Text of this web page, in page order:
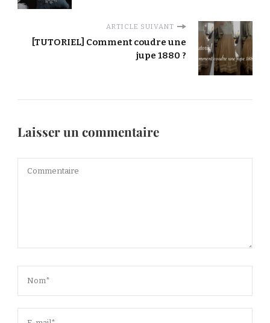
ARTICLE SUIVANT
[TUTORIEL] Comment coudre une
jupe 1880 ?
Laisser un commentaire